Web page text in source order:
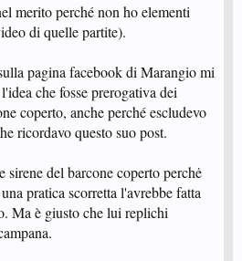
si controtoppava, non il ping pong di
solo il barcone,il servizio sporco, il top ed
se vi piace, il futuro siete voi, non un
merito perché non ho elementi
di quelle partite).
pagina facebook di Marangio mi
che fosse prerogativa dei
coperto, anche perché escludevo
ricordavo questo suo post.
sirene del barcone coperto perchė
pratica scorretta l'avrebbe fatta
Ma è giusto che lui replichi